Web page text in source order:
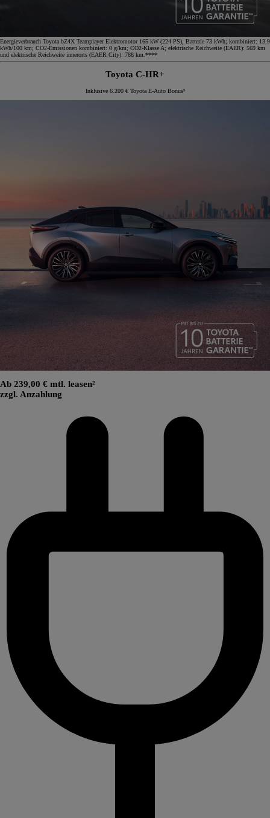
Energieverbrauch Toyota bZ4X Teamplayer Elektromotor 165 kW (224 PS), Batterie 73 kWh; kombiniert: 13.9
kWh/100 km; CO2-Emissionen kombiniert: 0 g/km; CO2-Klasse A; elektrische Reichweite (EAER): 569 km
und elektrische Reichweite innerorts (EAER City): 788 km.****
Toyota C-HR+
Inklusive 6.200 € Toyota E-Auto Bonus⁹
Ab 239,00 € mtl. leasen²
zzgl. Anzahlung